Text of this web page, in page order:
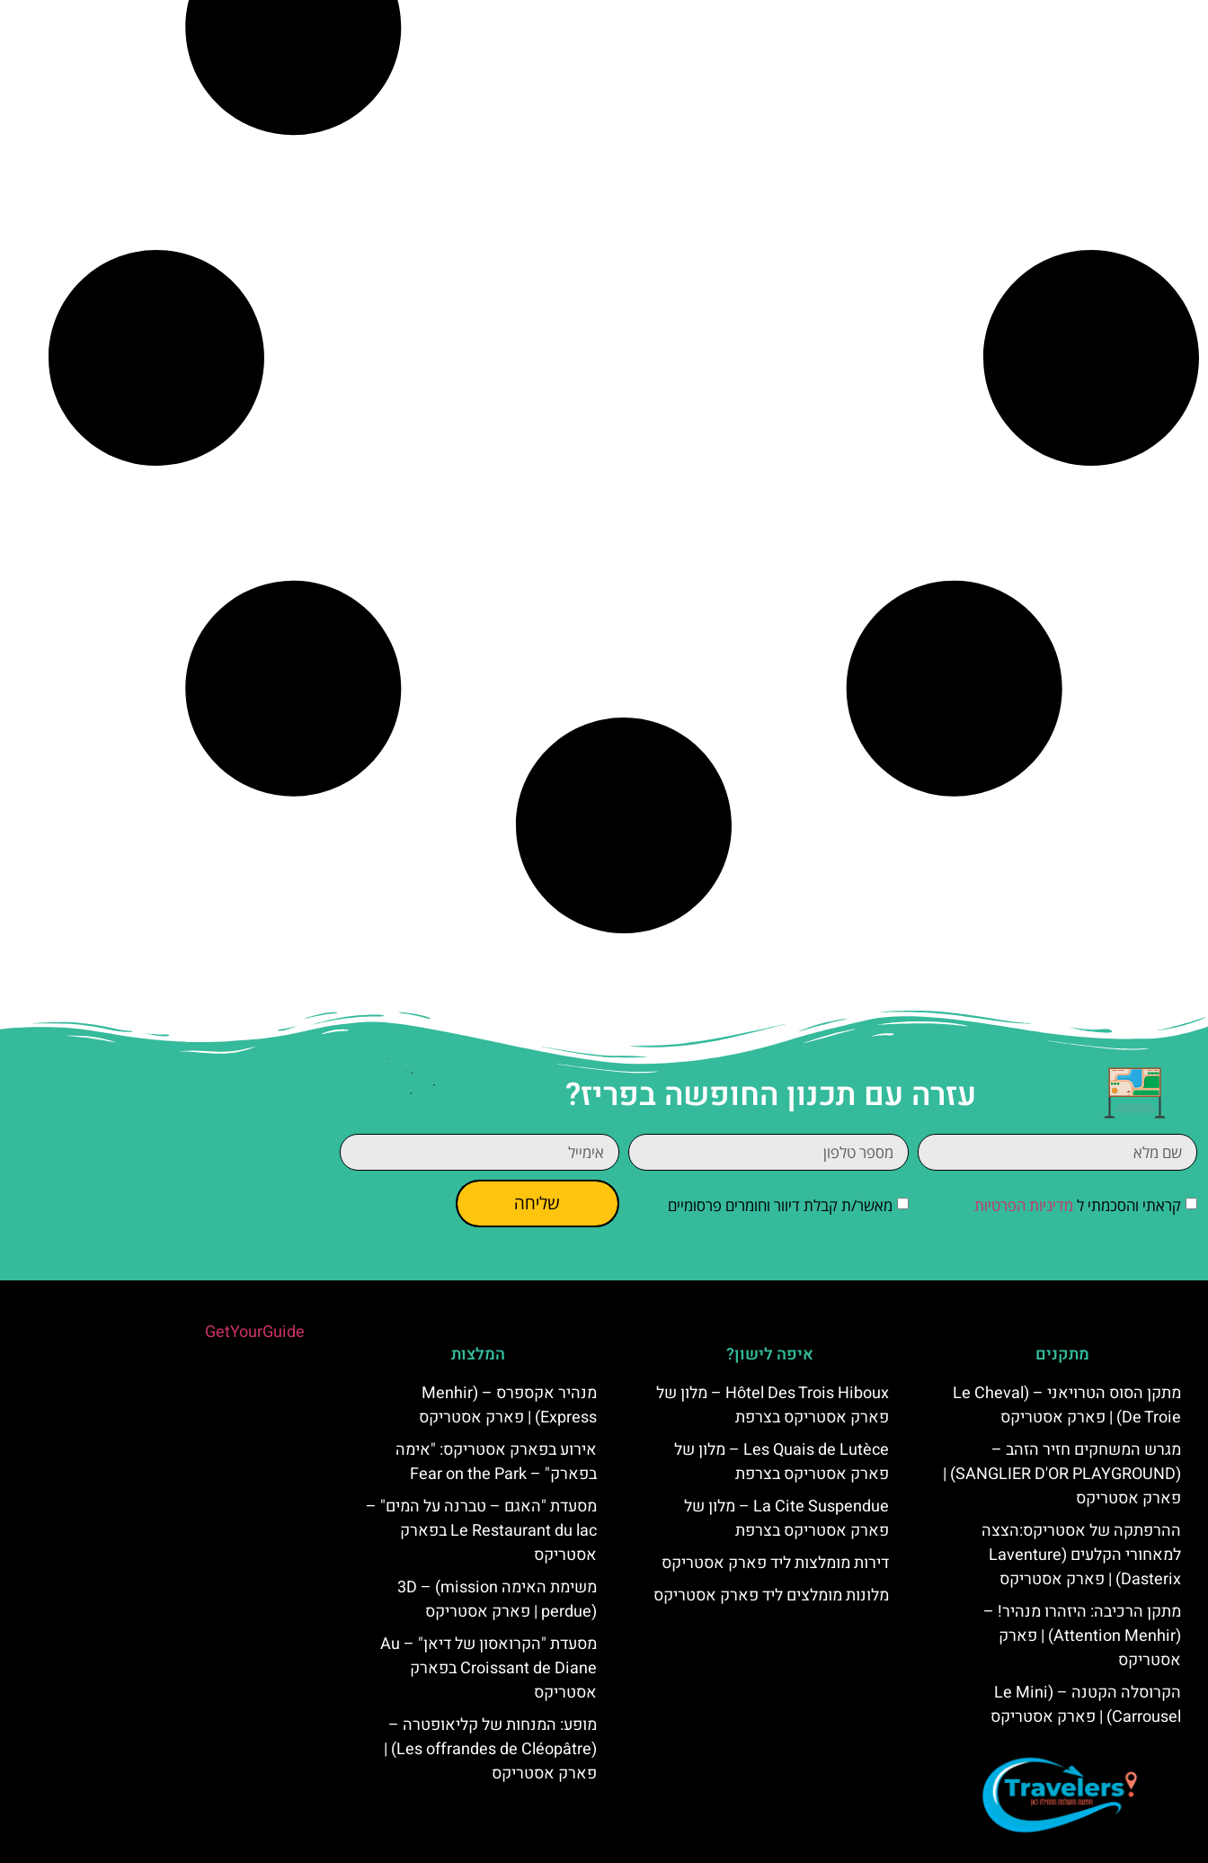
עזרה עם תכנון החופשה בפריז?
קראתי והסכמתי ל מדיניות הפרטיות מאשר/ת קבלת דיוור וחומרים פרסומיים שליחה
מתקנים
מתקן הסוס הטרויאני – (Le Cheval
De Troie) | פארק אסטריקס
מגרש המשחקים חזיר הזהב –
(SANGLIER D'OR PLAYGROUND) |
פארק אסטריקס
ההרפתקה של אסטריקס:הצצה
למאחורי הקלעים (Laventure
Dasterix) | פארק אסטריקס
מתקן הרכיבה: היזהרו מנהיר! –
(Attention Menhir) | פארק
אסטריקס
הקרוסלה הקטנה – (Le Mini
Carrousel) | פארק אסטריקס
איפה לישון?
Hôtel Des Trois Hiboux – מלון של
פארק אסטריקס בצרפת
Les Quais de Lutèce – מלון של
פארק אסטריקס בצרפת
La Cite Suspendue – מלון של
פארק אסטריקס בצרפת
דירות מומלצות ליד פארק אסטריקס
מלונות מומלצים ליד פארק אסטריקס
המלצות
מנהיר אקספרס – (Menhir
Express) | פארק אסטריקס
אירוע בפארק אסטריקס: "אימה
בפארק" – Fear on the Park
מסעדת "האגם – טברנה על המים" –
Le Restaurant du lac בפארק
אסטריקס
משימת האימה 3D – (mission
perdue) | פארק אסטריקס
מסעדת "הקרואסון של דיאן" – Au
Croissant de Diane בפארק
אסטריקס
מופע: המנחות של קליאופטרה –
(Les offrandes de Cléopâtre) |
פארק אסטריקס
GetYourGuide